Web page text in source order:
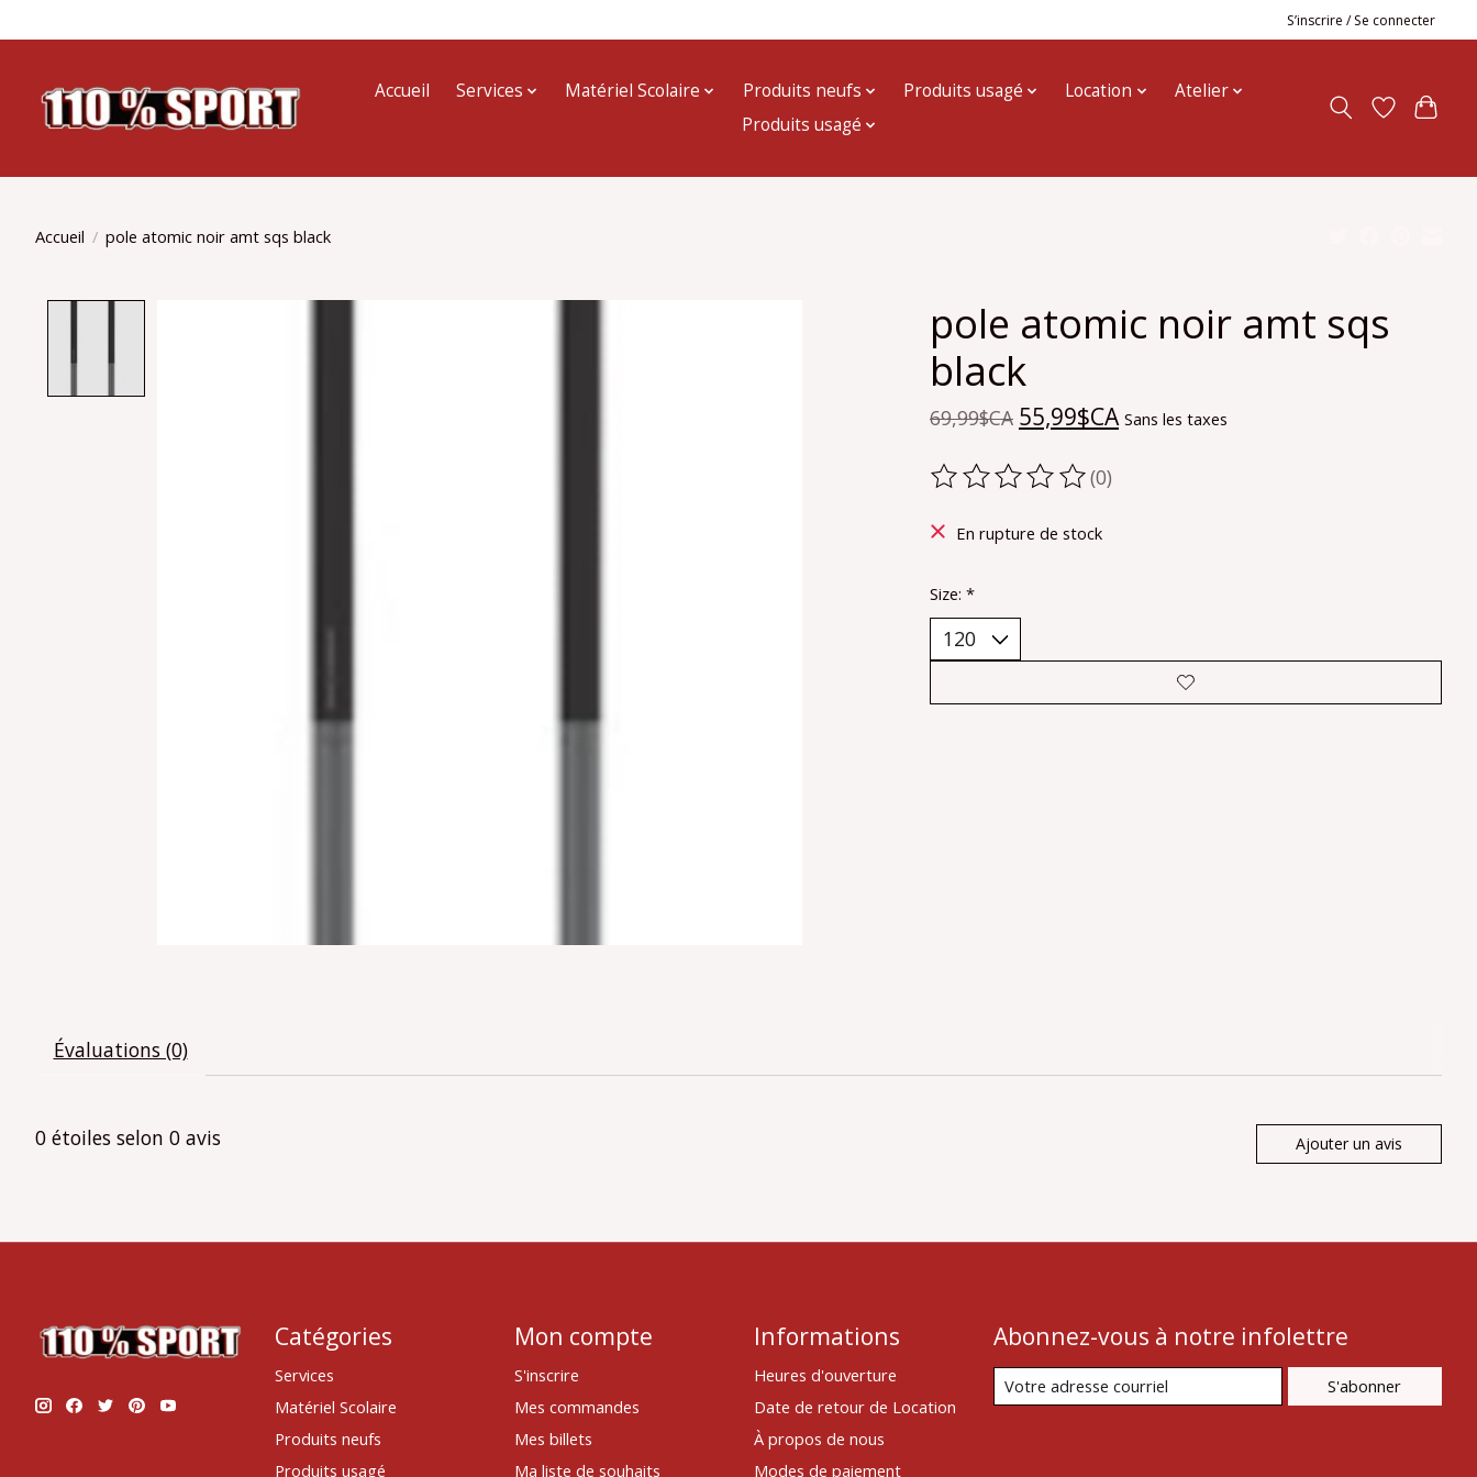
S’inscrire / Se connecter
Accueil Services Matériel Scolaire Produits neufs Produits usagé Location
Atelier
Produits usagé
Accueil / pole atomic noir amt sqs black
pole atomic noir amt sqs
black
69,99$CA 55,99$CA Sans les taxes
Ce produit est évalué à
(0)
En rupture de stock
Size: *
Évaluations (0)
0 étoiles selon 0 avis Ajouter un avis
Catégories
Services
Matériel Scolaire
Produits neufs
Produits usagé
Mon compte
S'inscrire
Mes commandes
Mes billets
Ma liste de souhaits
Informations
Heures d'ouverture
Date de retour de Location
À propos de nous
Modes de paiement
Abonnez-vous à notre infolettre
S'abonner